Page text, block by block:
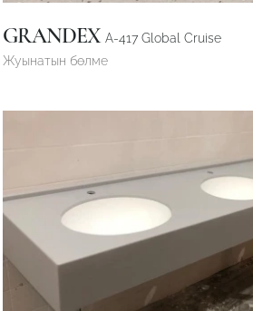
GRANDEXA-417 Global Cruise
Жуынатын бөлме